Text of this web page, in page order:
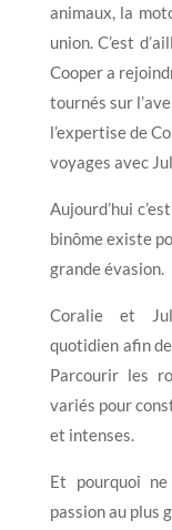
animaux, la
union. C’est
Cooper a
tournés sur
l’expertise de
voyages avec
Aujourd’hui
binôme existe
grande évasion.
Coralie et
quotidien afin
Parcourir les
variés pour
et intenses.
Et pourquoi
passion au plus